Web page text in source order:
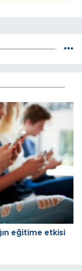
eğitime etkisi